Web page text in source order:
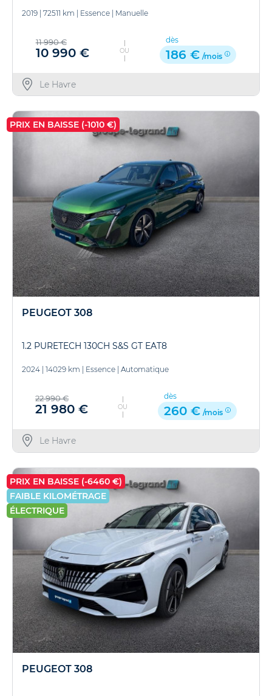
2019 | 72511 km | Essence | Manuelle
11 990 €
10 990 € OU
dès
186 € /mois
Le Havre
PRIX EN BAISSE (-1010 €)
PEUGEOT 308
1.2 PURETECH 130CH S&S GT EAT8
2024 14029 km Essence Automatique
22 990 €
21 980 € OU
dès
260 € /mois
Le Havre
PRIX EN BAISSE (-6460 €)
FAIBLE KILOMÉTRAGE
ÉLECTRIQUE
PEUGEOT 308